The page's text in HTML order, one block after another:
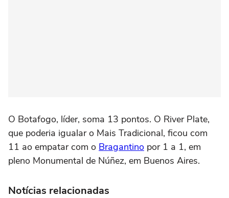
O Botafogo, líder, soma 13 pontos. O River Plate,
que poderia igualar o Mais Tradicional, ficou com
11 ao empatar com o Bragantino por 1 a 1, em
pleno Monumental de Núñez, em Buenos Aires.
Notícias relacionadas